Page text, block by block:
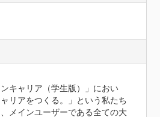
キャリア（学生版）」におい
リアをつくる。」という私たち
メインユーザーである全ての大